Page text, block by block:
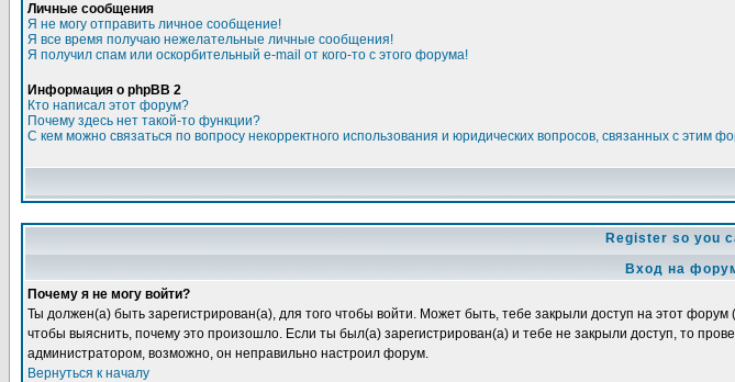
Личные сообщения
Я не могу отправить личное сообщение!
Я все время получаю нежелательные личные сообщения!
Я получил спам или оскорбительный e-mail от кого-то с этого форума!
Информация о phpBB 2
Кто написал этот форум?
Почему здесь нет такой-то функции?
С кем можно связаться по вопросу некорректного использования и юридических вопросов, связанных с этим
Register so you
Вход на
Почему я не могу войти?
Ты должен(а) быть зарегистрирован(а), для того чтобы войти. Может быть, тебе закрыли доступ на этот
чтобы выяснить, почему это произошло. Если ты был(а) зарегистрирован(а) и тебе не закрыли доступ, то
администратором, возможно, он неправильно настроил форум.
Вернуться к началу